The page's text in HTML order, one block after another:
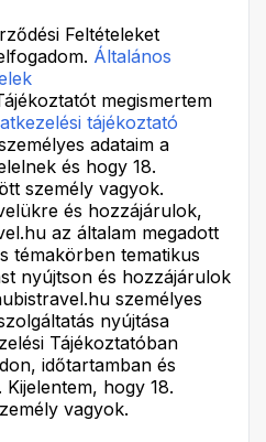
Feltételeket
Általános
megismertem
tájékoztató
adataim a
és hogy 18.
személy vagyok.
és hozzájárulok,
az általam megadott
témakörben tematikus
nyújtson és hozzájárulok
személyes
nyújtása
Tájékoztatóban
időtartamban és
hogy 18.
vagyok.